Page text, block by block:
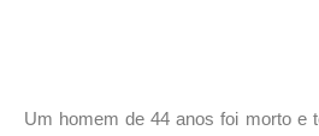
Um homem de 44 anos foi morto e